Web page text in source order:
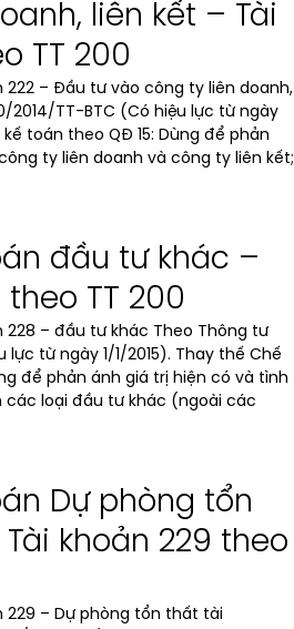
liên kết – Tài
TT 200
222 – Đầu tư vào công ty liên doanh,
2014/TT-BTC (Có hiệu lực từ ngày
kế toán theo QĐ 15: Dùng để phản
ty liên doanh và công ty liên kết;
đầu tư khác –
theo TT 200
228 – đầu tư khác Theo Thông tư
lực từ ngày 1/1/2015). Thay thế Chế
để phản ánh giá trị hiện có và tình
các loại đầu tư khác (ngoài các
Dự phòng tổn
khoản 229 theo
229 – Dự phòng tổn thất tài